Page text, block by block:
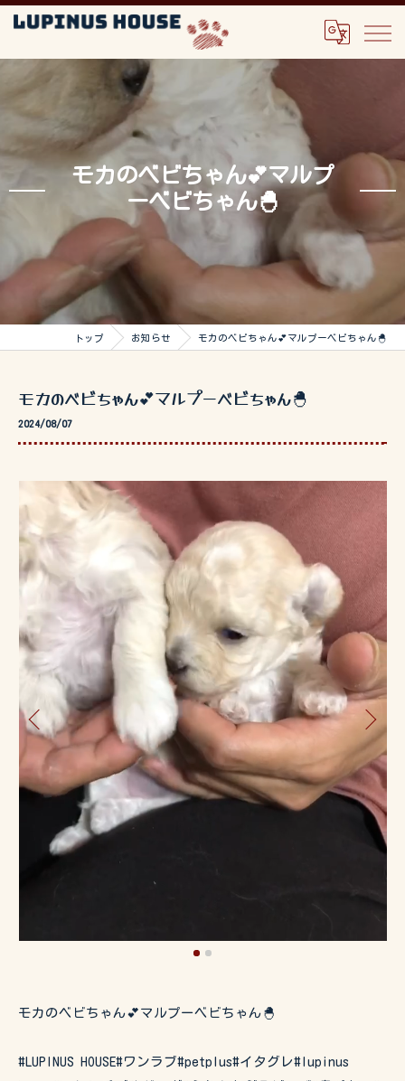
モカのベビちゃん💕マルプ
ーベビちゃん🐣
トップ お知らせ モカのベビちゃん💕マルプーベビちゃん🐣
モカのベビちゃん💕マルプーベビちゃん🐣
2024/08/07
モカのベビちゃん💕マルプーベビちゃん🐣
#LUPINUS HOUSE#ワンラブ#petplus#イタグレ#lupinus